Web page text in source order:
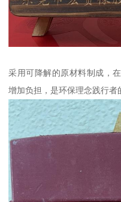
采用可降解的原材料制成，
增加负担，是环保理念践行者